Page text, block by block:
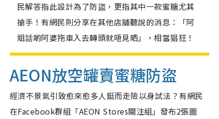
民解答指此設計為了防盜，更指其中一款蜜糖尤其
搶手！有網民則分享在其他店舖聽說的消息：「阿
姐話啲阿婆拖車入去轉頭就唔見晒」，相當猖狂！
AEON放空罐賣蜜糖防盜
經濟不景氣引致愈來愈多人鋌而走險以身試法？有網民
在Facebook群組「AEON Stores關注組」發布2張圖